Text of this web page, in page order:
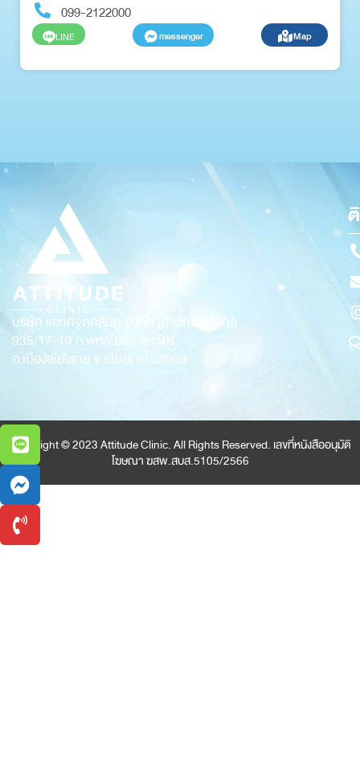
099-2122000
LINE messenger Map
บริษัท แอททิจูดคลินิก จำกัด (สำนักงานใหญ่)
935/17-19 ถ.พหลโยธิน ต.เวียง
อ.เมืองเชียงราย จ.เชียงราย 57000
Copyright © 2023 Attitude Clinic. All Rights Reserved. เลขที่หนังสืออนุมัติ
โฆษณา ฆสพ.สบส.5105/2566